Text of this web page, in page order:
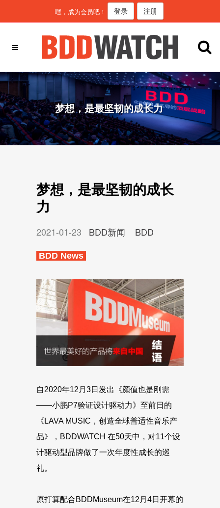
嘿，成为会员吧！ 登录 注册
梦想，是最坚韧的成长力
梦想，是最坚韧的成长
力
2021-01-23 BDD新闻 BDD
BDD News
自2020年12月3日发出《颜值也是刚需
——小鹏P7验证设计驱动力》至前日的
《LAVA MUSIC，创造全球普适性音乐产
品》，BDDWATCH 在50天中，对11个设
计驱动型品牌做了一次年度性成长的巡
礼。
原打算配合BDDMuseum在12月4日开幕的